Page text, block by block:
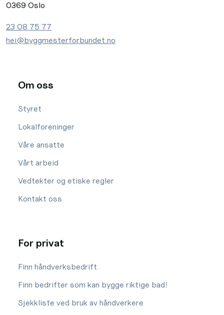
0369 Oslo
23 08 75 77
hei@byggmesterforbundet.no
Om oss
Styret
Lokalforeninger
Våre ansatte
Vårt arbeid
Vedtekter og etiske regler
Kontakt oss
For privat
Finn håndverksbedrift
Finn bedrifter som kan bygge riktige bad!
Sjekkliste ved bruk av håndverkere